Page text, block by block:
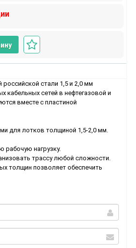
стали 1,5 и 2,0 мм
кабельных сетей в нефтегазовой и
вместе с пластиной
для лотков толщиной 1,5-2,0 мм.
рабочую нагрузку.
трассу любой сложности.
толщин позволяет обеспечить